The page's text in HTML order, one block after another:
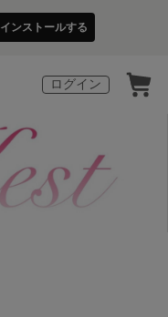
インストールする
ログイン